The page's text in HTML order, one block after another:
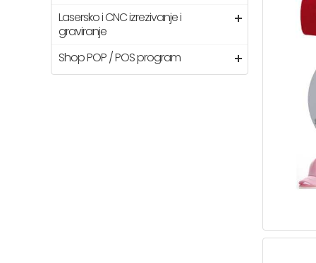
Lasersko i CNC izrezivanje i
graviranje
Shop POP / POS program